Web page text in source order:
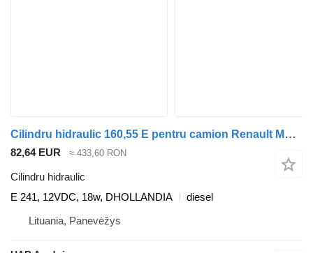
Cilindru hidraulic 160,55 E pentru camion Renault MASCOTT
82,64 EUR ≈ 433,60 RON
Cilindru hidraulic
E 241, 12VDC, 18w, DHOLLANDIA
diesel
Lituania, Panevėžys